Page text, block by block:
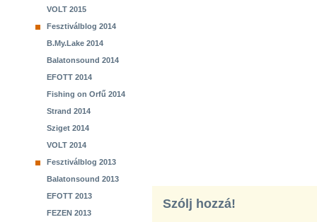
VOLT 2015
Fesztiválblog 2014
B.My.Lake 2014
Balatonsound 2014
EFOTT 2014
Fishing on Orfű 2014
Strand 2014
Sziget 2014
VOLT 2014
Fesztiválblog 2013
Balatonsound 2013
EFOTT 2013
FEZEN 2013
Szólj hozzá!